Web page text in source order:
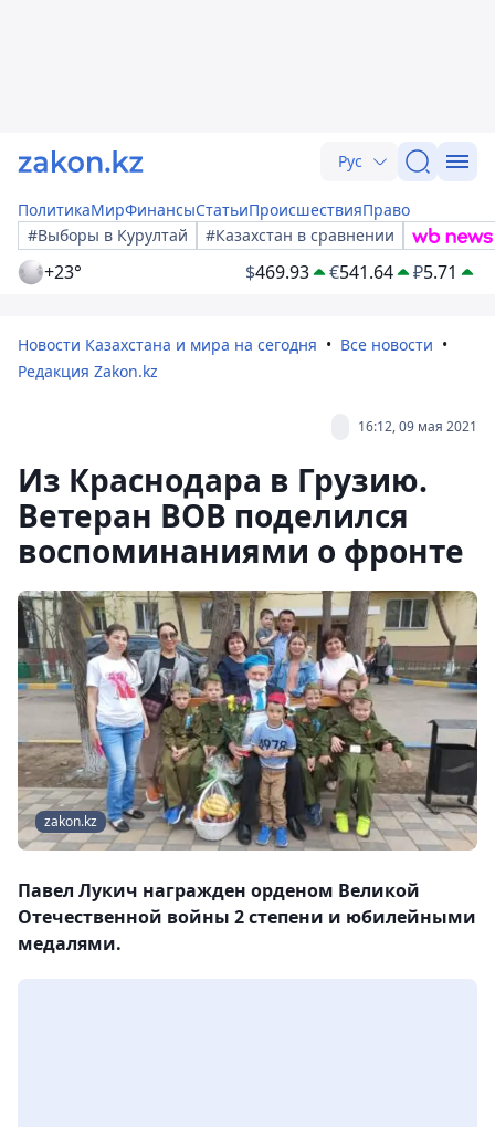
Рус
ПолитикаМирФинансыСтатьиПроисшествияПраво
#Выборы в Курултай
#Казахстан в сравнении
+23° $469.93 €541.64 ₽5.71
Новости Казахстана и мира на сегодня
Все новости
Редакция Zakon.kz
16:12, 09 мая 2021
Из Краснодара в Грузию.
Ветеран ВОВ поделился
воспоминаниями о фронте
zakon.kz
Павел Лукич награжден орденом Великой
Отечественной войны 2 степени и юбилейными
медалями.